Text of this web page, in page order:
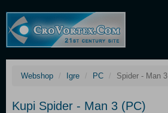
Webshop Igre PC Spider - Man 3
Kupi Spider - Man 3 (PC)